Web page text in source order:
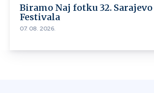
Biramo Naj fotku 32.
Festivala
07. 08. 2026.